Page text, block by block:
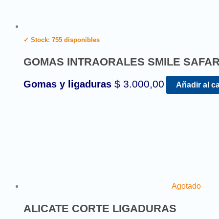
✓ Stock: 755 disponibles
GOMAS INTRAORALES SMILE
Gomas y ligaduras $ 3.000,00 Añadir al
Agotado
ALICATE CORTE LIGADURAS